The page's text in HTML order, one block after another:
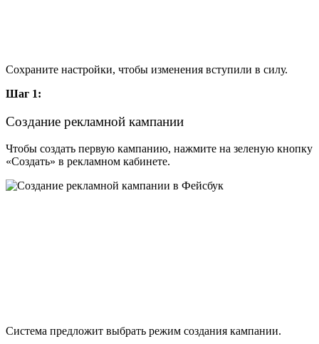
Сохраните настройки, чтобы изменения вступили в силу.
Шаг 1:
Создание рекламной кампании
Чтобы создать первую кампанию, нажмите на зеленую кнопку
«Создать» в рекламном кабинете.
Система предложит выбрать режим создания кампании.